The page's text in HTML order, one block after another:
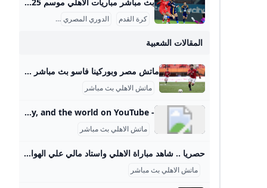
كرة القدم الدوري المصري
المقالات الشعبية
ماتش مصر وبوركينا فاسو بث مباشر قناة ام بي سي مصر 2 من الممكن مشاهدة مباراة بوركينا فاسو ضد مصر بث مباشر اليوم عبر قنوات SSC السعودية وقنوات أون سبورت المصرية وقناة MBC MASR 2، وأيضًا عن طريق البث المباشر ماتش مصر وبوركينا فاسو بث مباشر قناة ام بي سي مصر 2 Published 16 ساعة agoon 2025-09-09By تركيا اليوموتقام المباراة على ملعب 4 أغسطس بالعاصمة واجادوجو، حيث يسعى الفراعنة إلى تحقيق الفوز وخطف بطاقة التأهل المباشر إلى النهائيات قبل جولتين من نهاية التصفيات، إذ سيرفع الانتصار رصيد المنتخب إلى 22 نقطة تضمن له العبور دون انتظار بقية النتائج.
ماتش الاهلي بث مباشر
- YouTube Enjoy the videos and music you love, upload original content, and share it all with friends, family, and the world on YouTube.
ماتش الاهلي بث مباشر
حصريا .. شاهد مباراة الاهلي واستاد مالي علي الهواء مباشرة عبر ياللاكورة يلاكورة اعضاء وزوار Yallakora.com الكرام، يسعد الموقع ان يبلغكم بأنه حصل بشكل حصري علي حقوق بث ونقل لقائي الاهلي والزمالك في دوري ابطال افريقيا علي الهواء مباشرة. مباريات الغد 06:11 م 14/05/2012 حصريا .. شاهد مباراة الاهلي واستاد مالي علي الهواء مباشرة عبر ياللاكورة تابعنا على كتب - فريق عمل ياللاكورة:اعضاء وزوار Yallakora.com الكرام، يسعد الموقع ان يبلغكم بأنه حصل بشكل حصري علي حقوق بث ونقل لقاء الأهلي واستاد مالي في دوري ابطال افريقيا علي الهواء مباشرة.
ماتش الاهلي بث مباشر